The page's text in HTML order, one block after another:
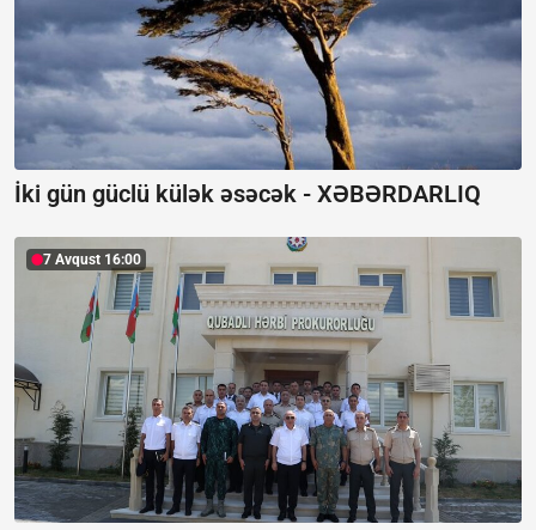
İki gün güclü külək əsəcək - XƏBƏRDARLIQ
7 Avqust 16:00